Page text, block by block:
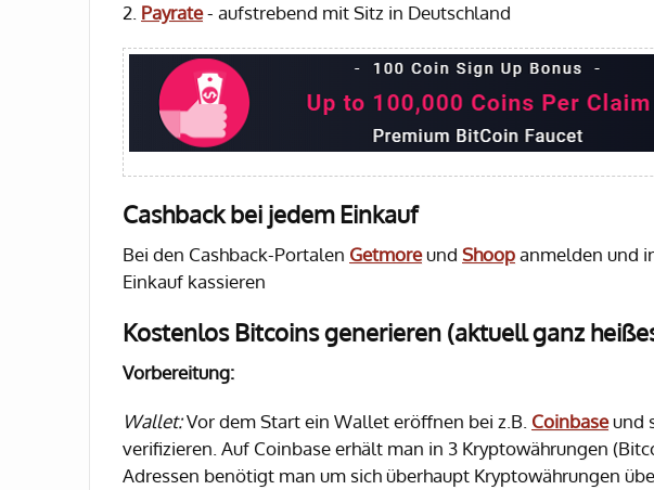
2. Payrate- aufstrebend mit Sitz in Deutschland
Cashback bei jedem Einkauf
Bei den Cashback-Portalen Getmoreund Shoopanmelden und
Einkauf kassieren
Kostenlos Bitcoins generieren (aktuell ganz
Vorbereitung:
Wallet:Vor dem Start ein Wallet eröffnen bei z.B. Coinbaseund
verifizieren. Auf Coinbase erhält man in 3 Kryptowährungen
Adressen benötigt man um sich überhaupt Kryptowährungen